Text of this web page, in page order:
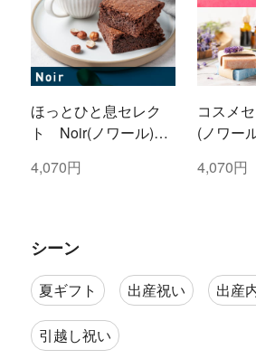
ほっとひと息セレク
ト Noir(ノワール)コ
4,070円
コスメ
(ノワー
4,070円
シーン
夏ギフト 出産祝い 出産
引越し祝い